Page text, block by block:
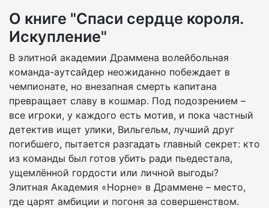
О книге "Спаси сердце короля.
Искупление"
В элитной академии Драммена волейбольная
команда-аутсайдер неожиданно побеждает в
чемпионате, но внезапная смерть капитана
превращает славу в кошмар. Под подозрением –
все игроки, у каждого есть мотив, и пока частный
детектив ищет улики, Вильгельм, лучший друг
погибшего, пытается разгадать главный секрет: кто
из команды был готов убить ради пьедестала,
ущемлённой гордости или личной выгоды?
Элитная Академия «Норне» в Драммене – место,
где царят амбиции и погоня за совершенством.